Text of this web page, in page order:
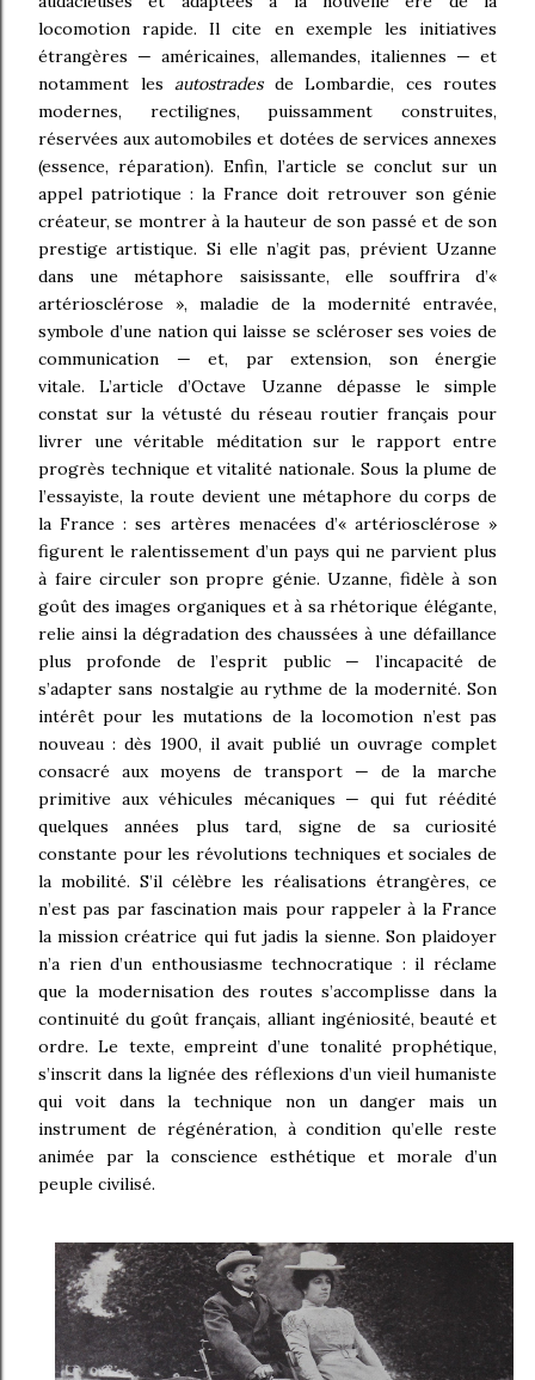
locomotion rapide. Il cite en exemple les initiatives
étrangères — américaines, allemandes, italiennes — et
notamment les autostradesde Lombardie, ces routes
modernes, rectilignes, puissamment construites,
réservées aux automobiles et dotées de services annexes
(essence, réparation). Enfin, l’article se conclut sur un
appel patriotique : la France doit retrouver son génie
créateur, se montrer à la hauteur de son passé et de son
prestige artistique. Si elle n’agit pas, prévient Uzanne
dans une métaphore saisissante, elle souffrira d’«
artériosclérose », maladie de la modernité entravée,
symbole d’une nation qui laisse se scléroser ses voies de
communication — et, par extension, son énergie
vitale. L’article d’Octave Uzanne dépasse le simple
constat sur la vétusté du réseau routier français pour
livrer une véritable méditation sur le rapport entre
progrès technique et vitalité nationale. Sous la plume de
l’essayiste, la route devient une métaphore du corps de
la France : ses artères menacées d’« artériosclérose »
figurent le ralentissement d’un pays qui ne parvient plus
à faire circuler son propre génie. Uzanne, fidèle à son
goût des images organiques et à sa rhétorique élégante,
relie ainsi la dégradation des chaussées à une défaillance
plus profonde de l’esprit public — l’incapacité de
s’adapter sans nostalgie au rythme de la modernité. Son
intérêt pour les mutations de la locomotion n’est pas
nouveau : dès 1900, il avait publié un ouvrage complet
consacré aux moyens de transport — de la marche
primitive aux véhicules mécaniques — qui fut réédité
quelques années plus tard, signe de sa curiosité
constante pour les révolutions techniques et sociales de
la mobilité. S’il célèbre les réalisations étrangères, ce
n’est pas par fascination mais pour rappeler à la France
la mission créatrice qui fut jadis la sienne. Son plaidoyer
n’a rien d’un enthousiasme technocratique : il réclame
que la modernisation des routes s’accomplisse dans la
continuité du goût français, alliant ingéniosité, beauté et
ordre. Le texte, empreint d’une tonalité prophétique,
s’inscrit dans la lignée des réflexions d’un vieil humaniste
qui voit dans la technique non un danger mais un
instrument de régénération, à condition qu’elle reste
animée par la conscience esthétique et morale d’un
peuple civilisé.